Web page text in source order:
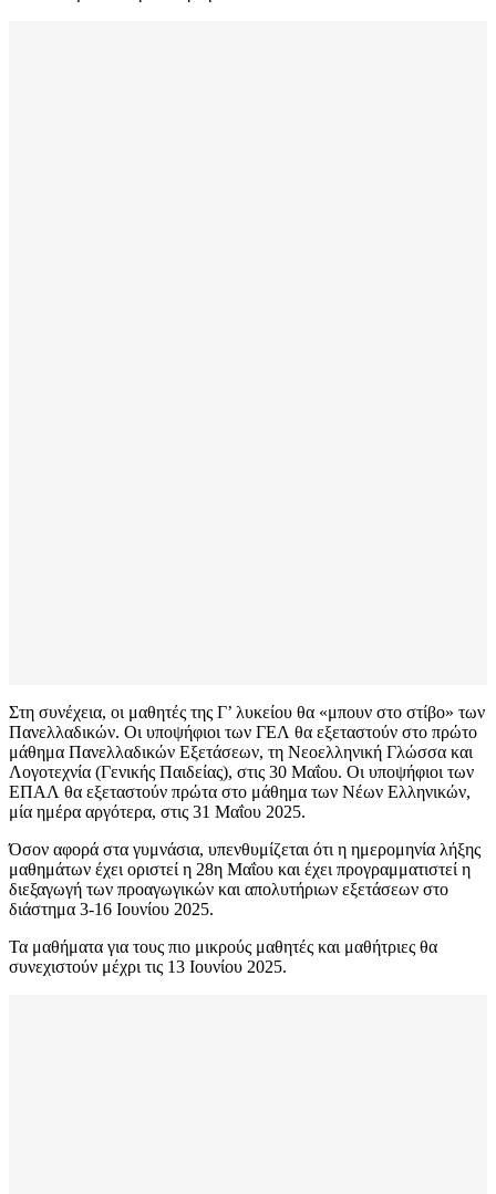
Στη συνέχεια, οι μαθητές της Γ’ λυκείου θα «μπουν στο στίβο» των
Πανελλαδικών. Οι υποψήφιοι των ΓΕΛ θα εξεταστούν στο πρώτο
μάθημα Πανελλαδικών Εξετάσεων, τη Νεοελληνική Γλώσσα και
Λογοτεχνία (Γενικής Παιδείας), στις 30 Μαΐου. Οι υποψήφιοι των
ΕΠΑΛ θα εξεταστούν πρώτα στο μάθημα των Νέων Ελληνικών,
μία ημέρα αργότερα, στις 31 Μαΐου 2025.
Όσον αφορά στα γυμνάσια, υπενθυμίζεται ότι η ημερομηνία λήξης
μαθημάτων έχει οριστεί η 28η Μαΐου και έχει προγραμματιστεί η
διεξαγωγή των προαγωγικών και απολυτήριων εξετάσεων στο
διάστημα 3-16 Ιουνίου 2025.
Τα μαθήματα για τους πιο μικρούς μαθητές και μαθήτριες θα
συνεχιστούν μέχρι τις 13 Ιουνίου 2025.